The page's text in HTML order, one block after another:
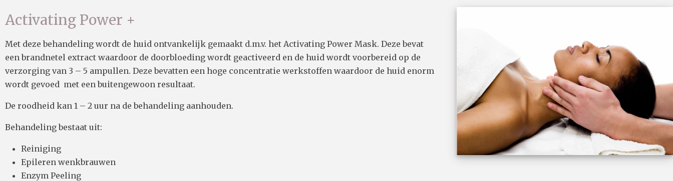
Activating Power +
Met deze behandeling wordt de huid ontvankelijk gemaakt d.m.v. het Activating Power Mask. Deze bevat
een brandnetel extract waardoor de doorbloeding wordt geactiveerd en de huid wordt voorbereid op de
verzorging van 3 – 5 ampullen. Deze bevatten een hoge concentratie werkstoffen waardoor de huid enorm
wordt gevoed met een buitengewoon resultaat.
De roodheid kan 1 – 2 uur na de behandeling aanhouden.
Behandeling bestaat uit:
Reiniging
Epileren wenkbrauwen
Enzym Peeling